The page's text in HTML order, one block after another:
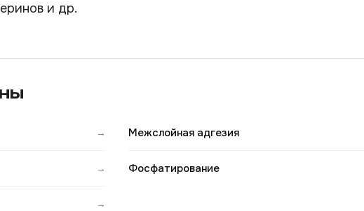
и др.
→ Межслойная адгезия
→ Фосфатирование
→